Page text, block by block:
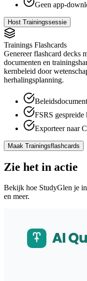
Geen app-
Host Trainingssessie
Trainings Flashcards
Genereer flashcard decks
documenten en
kernbeleid door
herhalingsplanning.
FSRS
Exporteer naar
Maak Trainingsflashcards
Zie het in actie
Bekijk hoe StudyGlen je
en meer.